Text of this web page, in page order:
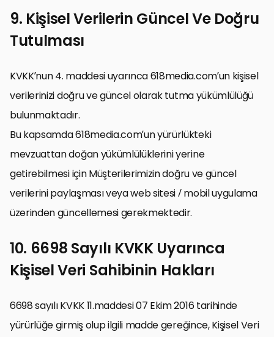
9. Kişisel Verilerin Güncel Ve Doğru
Tutulması
KVKK’nun 4. maddesi uyarınca 618media.com’un kişisel
verilerinizi doğru ve güncel olarak tutma yükümlülüğü
bulunmaktadır.
Bu kapsamda 618media.com’un yürürlükteki
mevzuattan doğan yükümlülüklerini yerine
getirebilmesi için Müşterilerimizin doğru ve güncel
verilerini paylaşması veya web sitesi / mobil uygulama
üzerinden güncellemesi gerekmektedir.
10. 6698 Sayılı KVKK Uyarınca
Kişisel Veri Sahibinin Hakları
6698 sayılı KVKK 11.maddesi 07 Ekim 2016 tarihinde
yürürlüğe girmiş olup ilgili madde gereğince, Kişisel Veri